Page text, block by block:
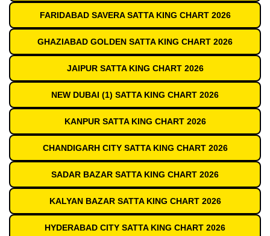
FARIDABAD SAVERA SATTA KING CHART 2026
GHAZIABAD GOLDEN SATTA KING CHART 2026
JAIPUR SATTA KING CHART 2026
NEW DUBAI (1) SATTA KING CHART 2026
KANPUR SATTA KING CHART 2026
CHANDIGARH CITY SATTA KING CHART 2026
SADAR BAZAR SATTA KING CHART 2026
KALYAN BAZAR SATTA KING CHART 2026
HYDERABAD CITY SATTA KING CHART 2026